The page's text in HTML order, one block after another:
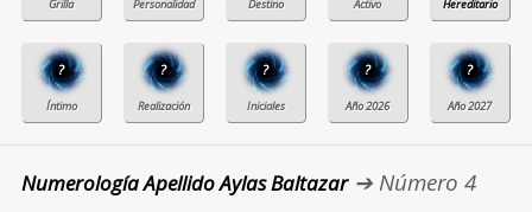
? ? ? ? ?
Numerología Apellido Aylas Baltazar➔ Número 4